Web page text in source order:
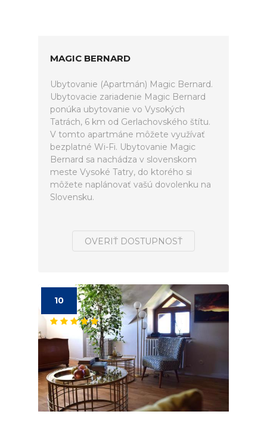
MAGIC BERNARD
Ubytovanie (Apartmán) Magic Bernard.
Ubytovacie zariadenie Magic Bernard
ponúka ubytovanie vo Vysokých
Tatrách, 6 km od Gerlachovského štítu.
V tomto apartmáne môžete využívať
bezplatné Wi-Fi. Ubytovanie Magic
Bernard sa nachádza v slovenskom
meste Vysoké Tatry, do ktorého si
môžete naplánovať vašú dovolenku na
Slovensku.
OVERIŤ DOSTUPNOSŤ
10